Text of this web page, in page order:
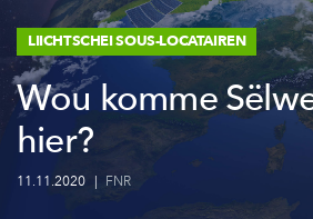
LIICHTSCHEI SOUS-LOCATAIREN
Wou komme
hier?
11.11.2020 | FNR